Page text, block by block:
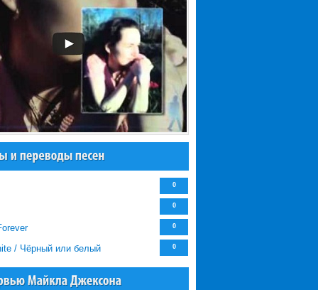
0
0
0
/ Чёрный или белый 0